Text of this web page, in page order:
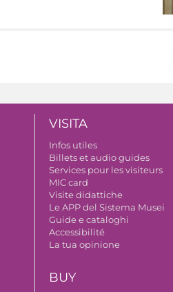
VISITA
Infos utiles
Billets et audio guides
Services pour les visiteurs
MIC card
Visite didattiche
Le APP del Sistema Musei
Guide e cataloghi
Accessibilité
La tua opinione
BUY